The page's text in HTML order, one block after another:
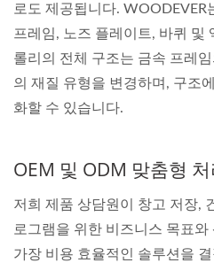
로도 제공됩니다. WOODEVER
프레임, 노즈 플레이트, 바퀴 및
롤리의 전체 구조는 금속 프레
의 재질 유형을 변경하며, 구조
화할 수 있습니다.
OEM 및 ODM 맞춤형
저희 제품 상담원이 창고 저장,
로그램을 위한 비즈니스 목표
가장 비용 효율적인 솔루션을